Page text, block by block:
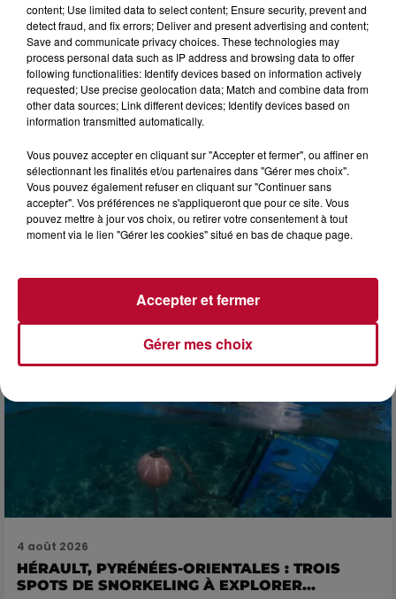
4 août 2026
4 août 2026
HÉRAULT, PYRÉNÉES-ORIENTALES : TROIS
SPOTS DE SNORKELING À EXPLORER...
content; Use limited data to select content; Ensure security, prevent and
detect fraud, and fix errors; Deliver and present advertising and content;
Save and communicate privacy choices. These technologies may
process personal data such as IP address and browsing data to offer
following functionalities: Identify devices based on information actively
requested; Use precise geolocation data; Match and combine data from
other data sources; Link different devices; Identify devices based on
information transmitted automatically.
Vous pouvez accepter en cliquant sur "Accepter et fermer", ou affiner en
sélectionnant les finalités et/ou partenaires dans "Gérer mes choix".
Vous pouvez également refuser en cliquant sur "Continuer sans
accepter". Vos préférences ne s'appliqueront que pour ce site. Vous
pouvez mettre à jour vos choix, ou retirer votre consentement à tout
moment via le lien "Gérer les cookies" situé en bas de chaque page.
Gérer mes choix
Accepter et fermer